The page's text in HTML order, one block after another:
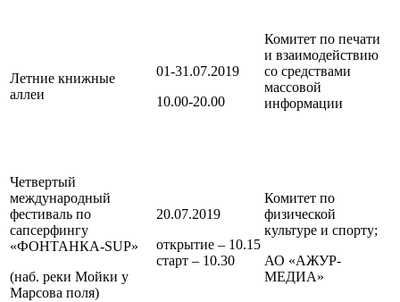
Летние книжные
аллеи
01-31.07.2019
10.00-20.00
Комитет по печати
и взаимодействию
со средствами
массовой
информации
Четвертый
международный
фестиваль по
сапсерфингу
«ФОНТАНКА-SUP»
(наб. реки Мойки у
Марсова поля)
20.07.2019
открытие – 10.15
старт – 10.30
Комитет по
физической
культуре и спорту;
АО «АЖУР-
МЕДИА»